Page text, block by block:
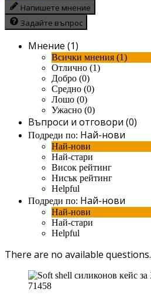
Напишете мнение
Задайте въпрос
Мнение (1)
Всички мнения (1)
Отлично (1)
Добро (0)
Средно (0)
Лошо (0)
Ужасно (0)
Въпроси и отговори (0)
Подреди по: Най-нови
Най-нови
Най-стари
Висок рейтинг
Нисък рейтинг
Helpful
Подреди по: Най-нови
Най-нови
Най-стари
Helpful
There are no available questions.